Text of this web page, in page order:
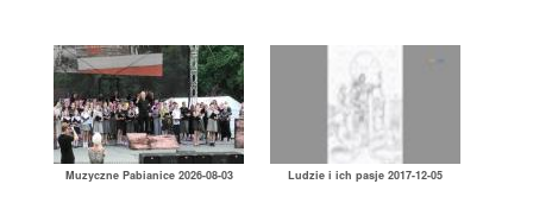
Muzyczne Pabianice 2026-08-03 Ludzie i ich pasje 2017-12-05